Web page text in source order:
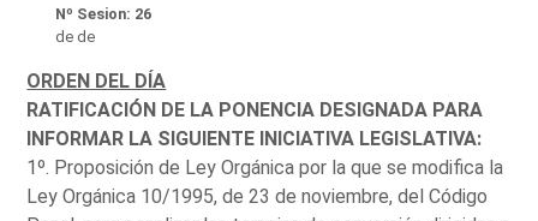
Nº Sesion: 26
de de
ORDEN DEL DÍA
RATIFICACIÓN DE LA PONENCIA DESIGNADA PARA
INFORMAR LA SIGUIENTE INICIATIVA LEGISLATIVA:
1º. Proposición de Ley Orgánica por la que se modifica la
Ley Orgánica 10/1995, de 23 de noviembre, del Código